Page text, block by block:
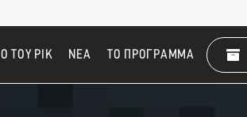
ΤΟΥ ΡΙΚ ΝΕΑ TO ΠΡΌΓΡΑΜΜΑ